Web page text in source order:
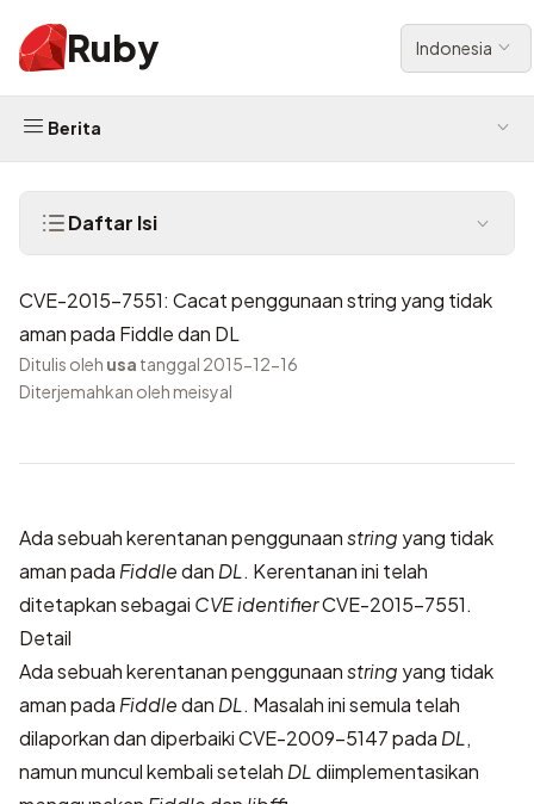
Ruby Indonesia
Berita
Daftar Isi
CVE-2015-7551: Cacat penggunaan string yang tidak
aman pada Fiddle dan DL
Ditulis oleh usa tanggal 2015-12-16
Diterjemahkan oleh meisyal
Ada sebuah kerentanan penggunaanstring yang tidak
aman pada Fiddledan DL. Kerentanan ini telah
ditetapkan sebagai CVE identifierCVE-2015-7551.
Detail
Ada sebuah kerentanan penggunaanstring yang tidak
aman pada Fiddledan DL. Masalah ini semula telah
dilaporkan dan diperbaikiCVE-2009-5147pada DL,
namun muncul kembali setelah DLdiimplementasikan